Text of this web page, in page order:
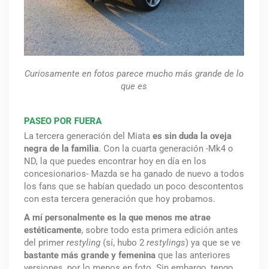
Curiosamente en fotos parece mucho más grande de lo
que es
PASEO POR FUERA
La tercera generación del Miata es sin duda la oveja
negra de la familia. Con la cuarta generación -Mk4 o
ND, la que puedes encontrar hoy en día en los
concesionarios- Mazda se ha ganado de nuevo a todos
los fans que se habían quedado un poco descontentos
con esta tercera generación que hoy probamos.
A mí personalmente es la que menos me atrae
estéticamente, sobre todo esta primera edición antes
del primer restyling (sí, hubo 2 restylings) ya que se ve
bastante más grande y femenina que las anteriores